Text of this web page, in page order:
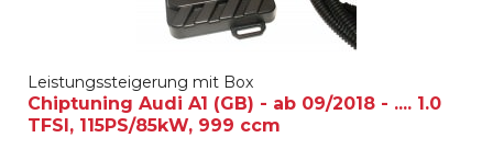
Leistungssteigerung mit Box
Chiptuning Audi A1 (GB) - ab 09/2018 - .... 1.0
TFSI, 115PS/85kW, 999 ccm